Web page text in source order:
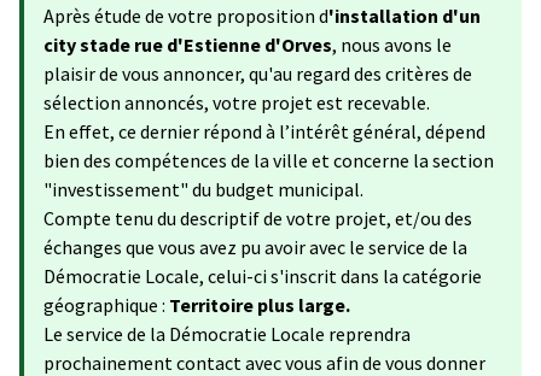
Après étude de votre proposition d'installation d'un
city stade rue d'Estienne d'Orves, nous avons le
plaisir de vous annoncer, qu'au regard des critères de
sélection annoncés, votre projet est recevable.
En effet, ce dernier répond à l’intérêt général, dépend
bien des compétences de la ville et concerne la section
"investissement" du budget municipal.
Compte tenu du descriptif de votre projet, et/ou des
échanges que vous avez pu avoir avec le service de la
Démocratie Locale, celui-ci s'inscrit dans la catégorie
géographique : Territoire plus large.
Le service de la Démocratie Locale reprendra
prochainement contact avec vous afin de vous donner